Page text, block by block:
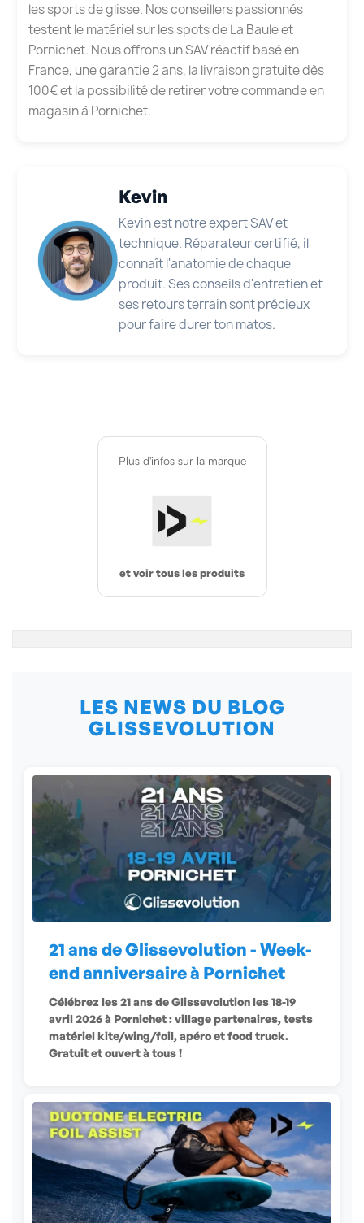
les sports de glisse. Nos conseillers passionnés
testent le matériel sur les spots de La Baule et
Pornichet. Nous offrons un SAV réactif basé en
France, une garantie 2 ans, la livraison gratuite dès
100€ et la possibilité de retirer votre commande en
magasin à Pornichet.
Kevin
Kevin est notre expert SAV et
technique. Réparateur certifié, il
connaît l'anatomie de chaque
produit. Ses conseils d'entretien et
ses retours terrain sont précieux
pour faire durer ton matos.
Plus d'infos sur la marque
et voir tous les produits
LES NEWS DU BLOG
GLISSEVOLUTION
21 ans de Glissevolution - Week-
end anniversaire à Pornichet
Célébrez les 21 ans de Glissevolution les 18-19
avril 2026 à Pornichet : village partenaires, tests
matériel kite/wing/foil, apéro et food truck.
Gratuit et ouvert à tous !